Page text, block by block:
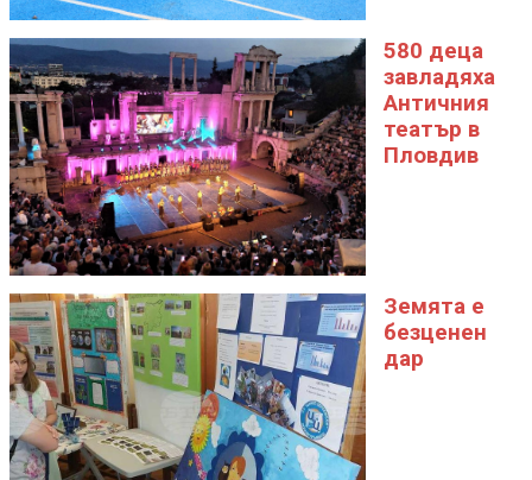
580 деца
завладяха
Античния
театър в
Пловдив
Земята е
безценен
дар